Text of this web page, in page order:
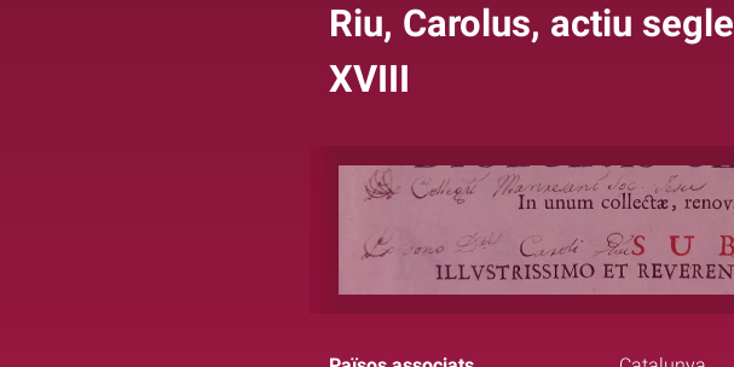
Riu, Carolus, actiu segle
XVIII